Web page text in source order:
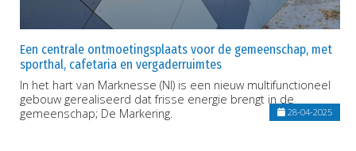
Een centrale ontmoetingsplaats voor de gemeenschap, met
sporthal, cafetaria en vergaderruimtes
In het hart van Marknesse (Nl) is een nieuw multifunctioneel
gebouw gerealiseerd dat frisse energie brengt in de
gemeenschap; De Markering.
28-04-2025